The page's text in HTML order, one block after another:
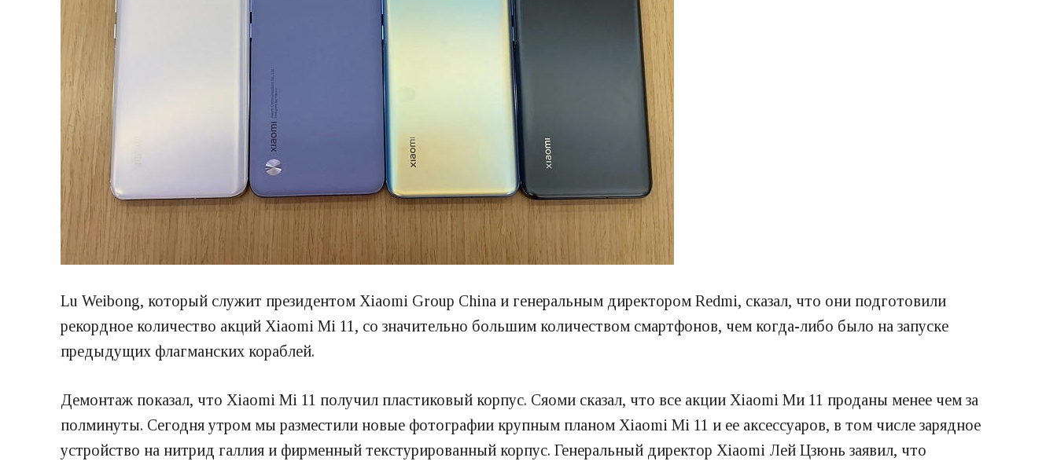
Lu Weibong, который служит президентом Xiaomi Group China и генеральным директором Redmi, сказал, что они подготовили
рекордное количество акций Xiaomi Mi 11, со значительно большим количеством смартфонов, чем когда-либо было на запуске
предыдущих флагманских кораблей.
Демонтаж показал, что Xiaomi Mi 11 получил пластиковый корпус. Сяоми сказал, что все акции Xiaomi Ми 11 проданы менее чем за
полминуты. Сегодня утром мы разместили новые фотографии крупным планом Xiaomi Mi 11 и ее аксессуаров, в том числе зарядное
устройство на нитрид галлия и фирменный текстурированный корпус. Генеральный директор Xiaomi Лей Цзюнь заявил, что